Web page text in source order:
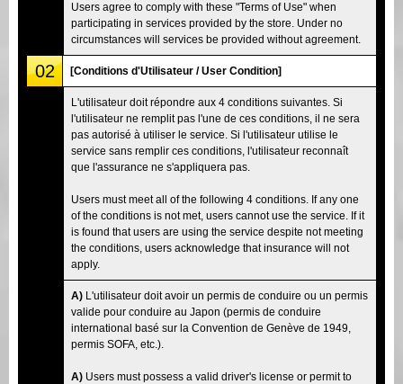
Users agree to comply with these "Terms of Use" when
participating in services provided by the store. Under no
circumstances will services be provided without agreement.
02 [Conditions d'Utilisateur / User Condition]
L'utilisateur doit répondre aux 4 conditions suivantes. Si
l'utilisateur ne remplit pas l'une de ces conditions, il ne sera
pas autorisé à utiliser le service. Si l'utilisateur utilise le
service sans remplir ces conditions, l'utilisateur reconnaît
que l'assurance ne s'appliquera pas.
Users must meet all of the following 4 conditions. If any one
of the conditions is not met, users cannot use the service. If it
is found that users are using the service despite not meeting
the conditions, users acknowledge that insurance will not
apply.
A) L'utilisateur doit avoir un permis de conduire ou un permis
valide pour conduire au Japon (permis de conduire
international basé sur la Convention de Genève de 1949,
permis SOFA, etc.).
A) Users must possess a valid driver's license or permit to